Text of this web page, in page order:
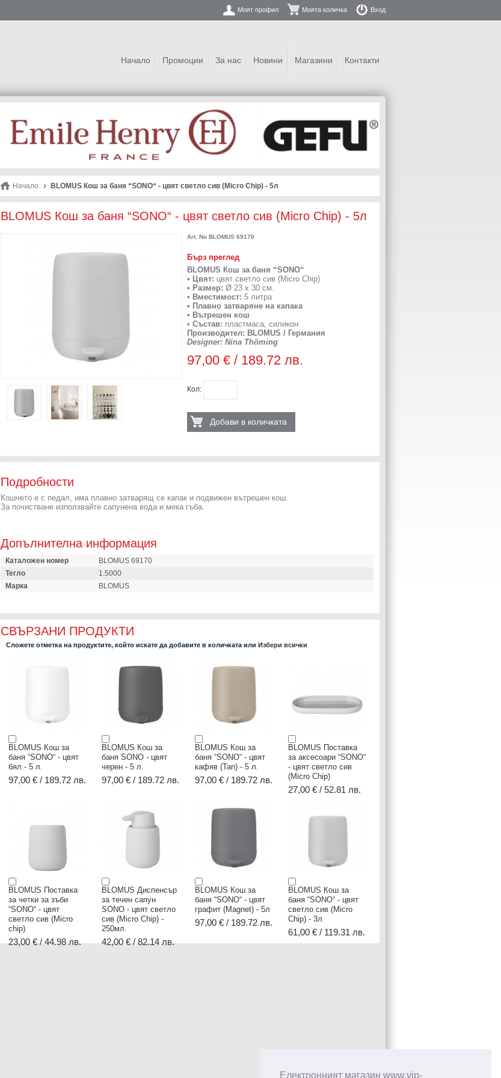
Електронният магазин www.vip-
Моят профил Моята количка Вход
Начало Промоции За нас Новини Магазини Контакти
Начало BLOMUS Кош за баня “SONO“ - цвят светло сив (Micro Chip) - 5л
BLOMUS Кош за баня “SONO“ - цвят светло сив (Micro Chip) - 5л
Art. No BLOMUS 69170
Бърз преглед
BLOMUS Кош за баня “SONO“
• Цвят: цвят светло сив (Micro Chip)
• Размер: Ø 23 х 30 см.
• Вместимост: 5 литра
• Плавно затваряне на капака
• Вътрешен кош
• Състав: пластмаса, силикон
Производител: BLOMUS / Германия
Designer: Nina Thöming
97,00 € / 189.72 лв.
Кол:
Добави в количката
Подробности
Кошчето е с педал, има плавно затварящ се капак и подвижен вътрешен кош.
За почистване използвайте сапунена вода и мека гъба.
Допълнителна информация
Каталожен номер
BLOMUS 69170
Тегло
1.5000
Марка
BLOMUS
СВЪРЗАНИ ПРОДУКТИ
Сложете отметка на продуктите, който искате да добавите в количката или Избери всички
BLOMUS Кош за
баня “SONO“ - цвят
бял - 5 л.
97,00 € / 189.72 лв.
BLOMUS Кош за
баня SONO - цвят
черен - 5 л.
97,00 € / 189.72 лв.
BLOMUS Кош за
баня “SONO“ - цвят
кафяв (Tan) - 5 л.
97,00 € / 189.72 лв.
BLOMUS Поставка
за аксесоари “SONO“
- цвят светло сив
(Micro Chip)
27,00 € / 52.81 лв.
BLOMUS Поставка
за четки за зъби
“SONO“ - цвят
светло сив (Micro
chip)
23,00 € / 44.98 лв.
BLOMUS Диспенсър
за течен сапун
SONO - цвят светло
сив (Micro Chip) -
250мл.
42,00 € / 82.14 лв.
BLOMUS Кош за
баня “SONO“ - цвят
графит (Magnet) - 5л
97,00 € / 189.72 лв.
BLOMUS Кош за
баня “SONO“ - цвят
светло сив (Micro
Chip) - 3л
61,00 € / 119.31 лв.